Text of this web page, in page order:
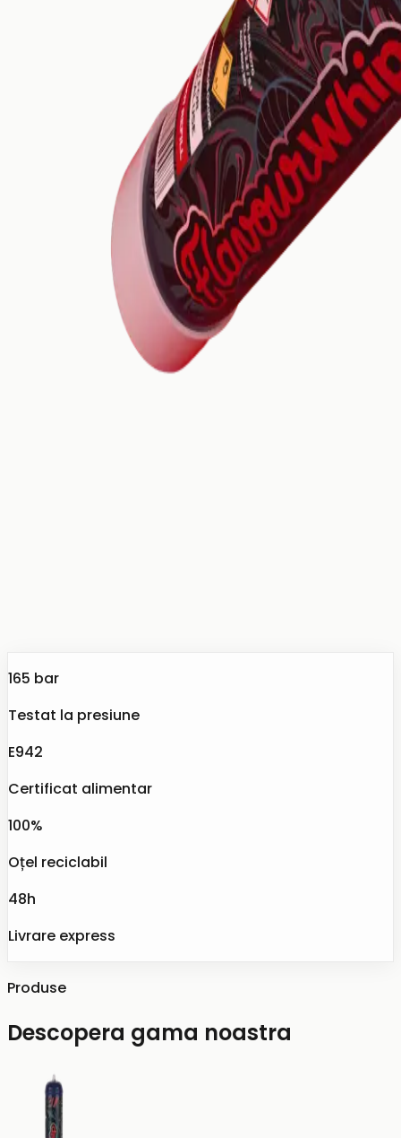
165 bar
Testat la presiune
E942
Certificat alimentar
100%
Oțel reciclabil
48h
Livrare express
Produse
Descopera gama noastra